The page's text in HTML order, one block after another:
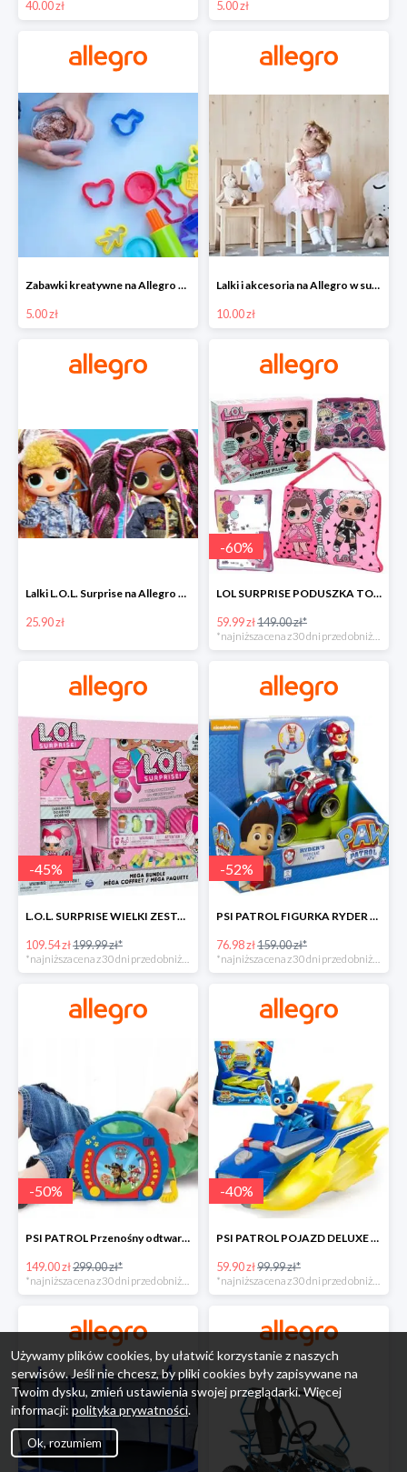
40.00 zł 5.00 zł
Zabawki kreatywne na Allegro w super cenach od 5 zł
5.00 zł
Lalki i akcesoria na Allegro w super cenach od 10 zł
10.00 zł
Lalki L.O.L. Surprise na Allegro w super cenach od 25,90 zł
25.90 zł
-60%
LOL SURPRISE PODUSZKA TOREBKA SEKRETNY SCHOWEK MP3 -59%
59.99 zł149.00 zł*
*najniższa cena z 30 dni przed obniżką
-45%
L.O.L. SURPRISE WIELKI ZESTAW NIESPODZIANKA 4 GRY -45%
109.54 zł199.99 zł*
-52%
PSI PATROL FIGURKA RYDER + QUAD POJAZD RATUNKOWY -51%
76.98 zł159.00 zł*
-50%
PSI PATROL Przenośny odtwarzacz CD Karaoke PAW -50%
149.00 zł299.00 zł*
*najniższa cena z 30 dni przed obniżką
-40%
PSI PATROL POJAZD DELUXE FIGURKA CHASE MIGHTY PUPS -40%
59.90 zł99.99 zł*
*najniższa cena z 30 dni przed obniżką
Używamy plików cookies, by ułatwić korzystanie z naszych
serwisów. Jeśli nie chcesz, by pliki cookies były zapisywane na
Twoim dysku, zmień ustawienia swojej przeglądarki. Więcej
informacji: polityka prywatności.
Ok, rozumiem